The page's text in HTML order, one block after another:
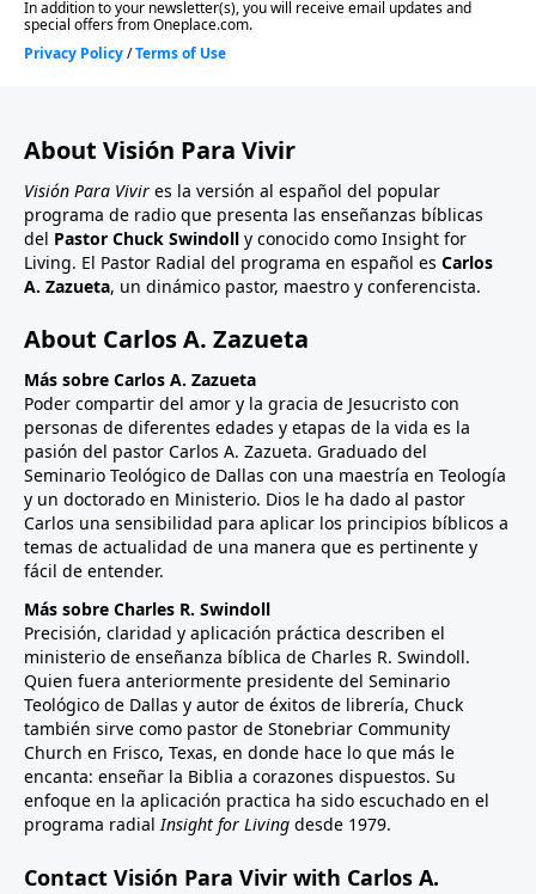
About Visión Para Vivir
Visión Para Vivir es la versión al español del popular
programa de radio que presenta las enseñanzas bíblicas
del Pastor Chuck Swindoll y conocido como Insight for
Living. El Pastor Radial del programa en español es Carlos
A. Zazueta, un dinámico pastor, maestro y conferencista.
About Carlos A. Zazueta
Más sobre Carlos A. Zazueta
Poder compartir del amor y la gracia de Jesucristo con
personas de diferentes edades y etapas de la vida es la
pasión del pastor Carlos A. Zazueta. Graduado del
Seminario Teológico de Dallas con una maestría en Teología
y un doctorado en Ministerio. Dios le ha dado al pastor
Carlos una sensibilidad para aplicar los principios bíblicos a
temas de actualidad de una manera que es pertinente y
fácil de entender.
Más sobre Charles R. Swindoll
Precisión, claridad y aplicación práctica describen el
ministerio de enseñanza bíblica de Charles R. Swindoll.
Quien fuera anteriormente presidente del Seminario
Teológico de Dallas y autor de éxitos de librería, Chuck
también sirve como pastor de Stonebriar Community
Church en Frisco, Texas, en donde hace lo que más le
encanta: enseñar la Biblia a corazones dispuestos. Su
enfoque en la aplicación practica ha sido escuchado en el
programa radialInsight for Living desde 1979.
Contact Visión Para Vivir with Carlos A.